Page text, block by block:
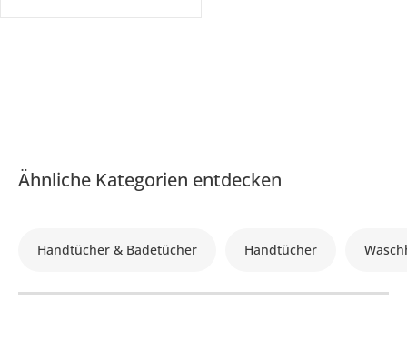
Ähnliche Kategorien entdecken
Handtücher & Badetücher Handtücher